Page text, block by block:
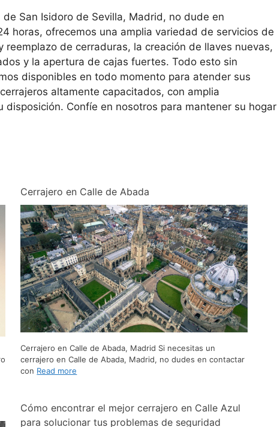
San Isidoro de Sevilla, Madrid, no dude en
horas, ofrecemos una amplia variedad de servicios de
de cerraduras, la creación de llaves nuevas,
y la apertura de cajas fuertes. Todo esto sin
disponibles en todo momento para atender sus
altamente capacitados, con amplia
Confíe en nosotros para mantener su hogar
Cerrajero en Calle de Abada
Cerrajero en Calle de Abada, Madrid Si necesitas un
cerrajero en Calle de Abada, Madrid, no dudes en contactar
con Read more
Cómo encontrar el mejor cerrajero en Calle Azul
para solucionar tus problemas de seguridad